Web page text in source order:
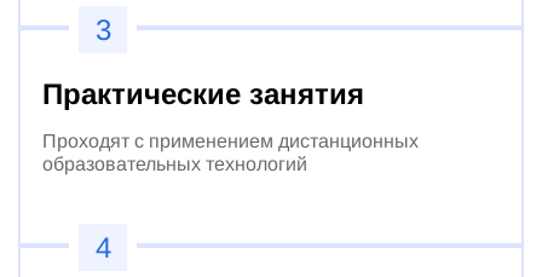
3
Практические занятия
Проходят с применением дистанционных
образовательных технологий
4